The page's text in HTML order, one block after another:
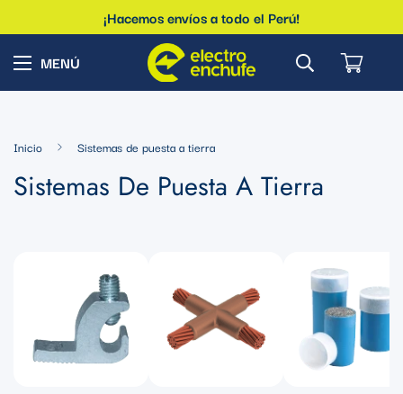
¡Hacemos envíos a todo el Perú!
Inicio Sistemas de puesta a tierra
Sistemas De Puesta A Tierra